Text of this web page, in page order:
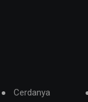
Cerdanya